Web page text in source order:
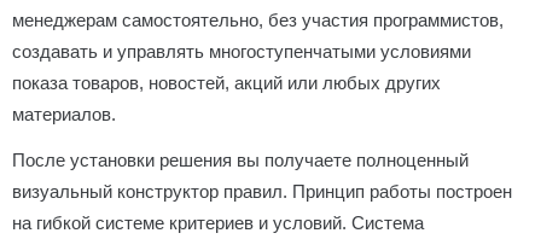
менеджерам самостоятельно, без участия программистов,
создавать и управлять многоступенчатыми условиями
показа товаров, новостей, акций или любых других
материалов.
После установки решения вы получаете полноценный
визуальный конструктор правил. Принцип работы построен
на гибкой системе критериев и условий. Система